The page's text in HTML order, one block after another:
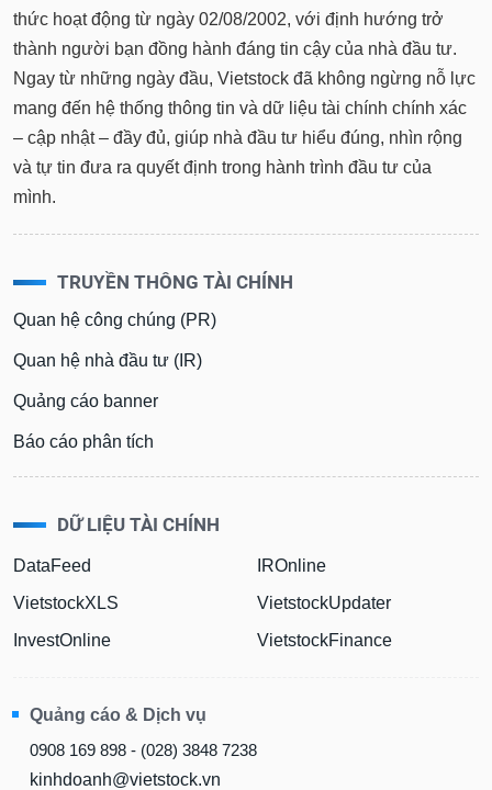
thức hoạt động từ ngày 02/08/2002, với định hướng trở
thành người bạn đồng hành đáng tin cậy của nhà đầu tư.
Ngay từ những ngày đầu, Vietstock đã không ngừng nỗ lực
mang đến hệ thống thông tin và dữ liệu tài chính chính xác
– cập nhật – đầy đủ, giúp nhà đầu tư hiểu đúng, nhìn rộng
và tự tin đưa ra quyết định trong hành trình đầu tư của
mình.
TRUYỀN THÔNG TÀI CHÍNH
Quan hệ công chúng (PR)
Quan hệ nhà đầu tư (IR)
Quảng cáo banner
Báo cáo phân tích
DỮ LIỆU TÀI CHÍNH
DataFeed
VietstockXLS
InvestOnline
IROnline
VietstockUpdater
VietstockFinance
Quảng cáo & Dịch vụ
0908 169 898 - (028) 3848 7238
kinhdoanh@vietstock.vn